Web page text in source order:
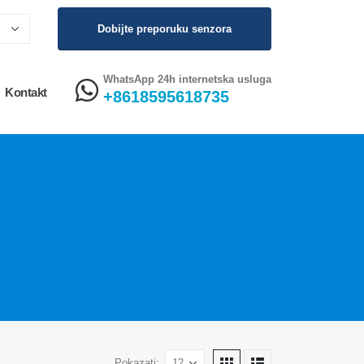
Dobijte preporuku senzora
Kontakt
WhatsApp 24h internetska usluga
+8618595618735